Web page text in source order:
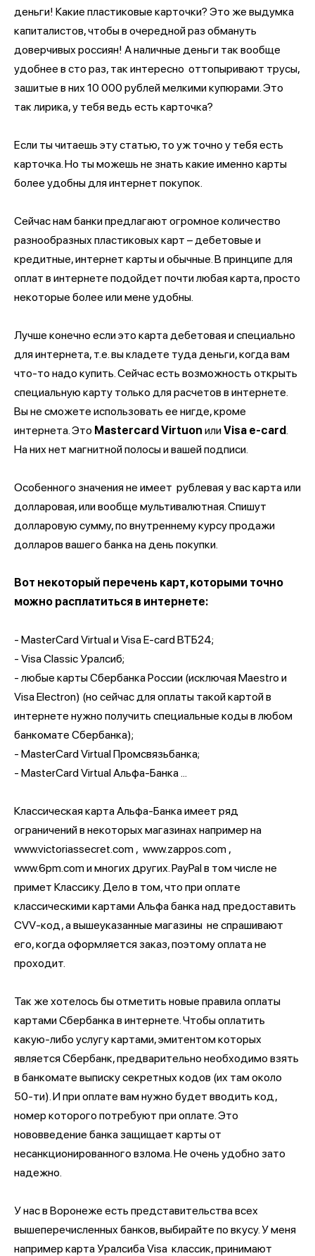
деньги! Какие пластиковые карточки? Это же выдумка
капиталистов, чтобы в очередной раз обмануть
доверчивых россиян! А наличные деньги так вообще
удобнее в сто раз, так интересно оттопыривают трусы,
зашитые в них 10 000 рублей мелкими купюрами. Это
так лирика, у тебя ведь есть карточка?
Если ты читаешь эту статью, то уж точно у тебя есть
карточка. Но ты можешь не знать какие именно карты
более удобны для интернет покупок.
Сейчас нам банки предлагают огромное количество
разнообразных пластиковых карт – дебетовые и
кредитные, интернет карты и обычные. В принципе для
оплат в интернете подойдет почти любая карта, просто
некоторые более или мене удобны.
Лучше конечно если это карта дебетовая и специально
для интернета, т.е. вы кладете туда деньги, когда вам
что-то надо купить. Сейчас есть возможность открыть
специальную карту только для расчетов в интернете.
Вы не сможете использовать ее нигде, кроме
интернета. Это Mastercard Virtuon илиVisa e-card
На них нет магнитной полосы и вашей подписи.
Особенного значения не имеет рублевая у вас карта или
долларовая, или вообще мультивалютная. Спишут
долларовую сумму, по внутреннему курсу продажи
долларов вашего банка на день покупки.
Вот некоторый перечень карт, которыми точно
можно расплатиться в интернете:
- MasterCard Virtual и Visa E-card ВТБ24;
- Visa Classic Уралсиб;
- любые карты Сбербанка России (исключая Maestro и
Visa Electron) (но сейчас для оплаты такой картой в
интернете нужно получить специальные коды в любом
банкомате Сбербанка);
- MasterСard Virtual Промсвязьбанка;
- MasterСard Virtual Альфа-Банка ...
Классическая карта Альфа-Банка имеет ряд
ограничений в некоторых магазинах например на
www.victoriassecret.com , www.zappos.com ,
www.6pm.com и многих других. PayPal в том числе не
примет Классику. Дело в том, что при оплате
классическими картами Альфа банка над предоставить
CVV-код, а вышеуказанные магазины не спрашивают
его, когда оформляется заказ, поэтому оплата не
проходит.
Так же хотелось бы отметить новые правила оплаты
картами Сбербанка в интернете. Чтобы оплатить
какую-либо услугу картами, эмитентом которых
является Сбербанк, предварительно необходимо взять
в банкомате выписку секретных кодов (их там около
50-ти). И при оплате вам нужно будет вводить код,
номер которого потребуют при оплате. Это
нововведение банка защищает карты от
несанкционированного взлома. Не очень удобно зато
надежно.
У нас в Воронеже есть представительства всех
вышеперечисленных банков, выбирайте по вкусу. У меня
например карта Уралсиба Visa классик, принимают